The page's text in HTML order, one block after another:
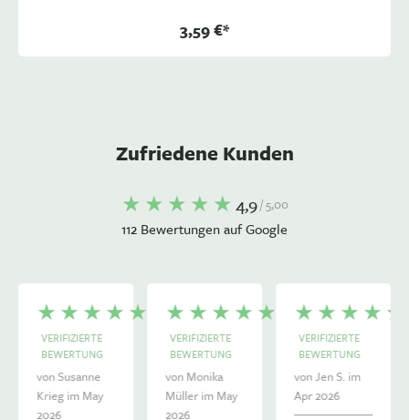
3,59 €*
Zufriedene Kunden
4,9/ 5,00
112 Bewertungen auf Google
VERIFIZIERTE
BEWERTUNG
von Susanne
Krieg im May
2026
VERIFIZIERTE
BEWERTUNG
von Monika
Müller im May
2026
VERIFIZIERTE
BEWERTUNG
von Jen S. im
Apr 2026